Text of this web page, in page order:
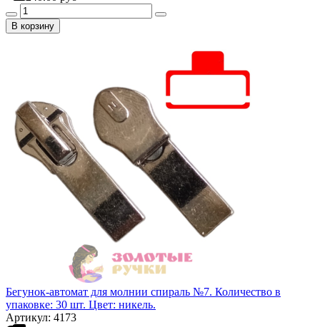
В корзину
Бегунок-автомат для молнии спираль №7. Количество в
упаковке: 30 шт. Цвет: никель.
Артикул: 4173